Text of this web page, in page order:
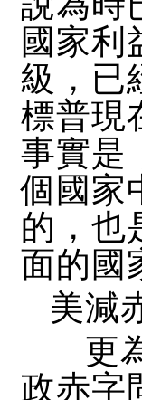
國家利
級，已
標普現
事實是
個國家
的，也
面的國
美減
更
政赤字